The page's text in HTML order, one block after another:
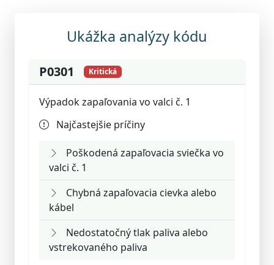
Ukážka analýzy kódu
P0301 Kritická
Výpadok zapaľovania vo valci č. 1
Najčastejšie príčiny
Poškodená zapaľovacia sviečka vo
valci č. 1
Chybná zapaľovacia cievka alebo
kábel
Nedostatočný tlak paliva alebo
vstrekovaného paliva